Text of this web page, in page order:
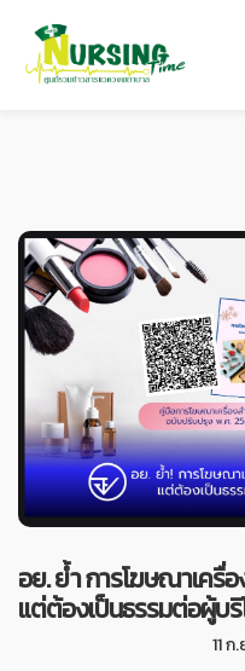
อย. ย้ำ การโฆษณาเครื่
แต่ต้องเป็นธรรมต่อผู้บ
11